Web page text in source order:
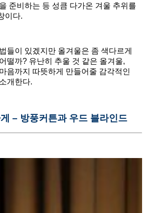
준비하는 등 성큼 다가온 겨울 추위를
이다.
들이 있겠지만 올겨울은 좀 색다르게
떨까? 유난히 추울 것 같은 올겨울,
음까지 따뜻하게 만들어줄 감각적인
개한다.
– 방풍커튼과 우드 블라인드